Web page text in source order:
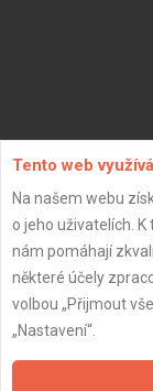
ZPĚT
Tento web
Na našem webu
o jeho uživatelích.
nám pomáhají
některé účely
volbou „Přijmout
„Nastavení“.